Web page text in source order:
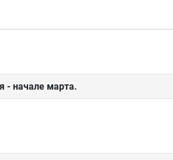
- начале марта.